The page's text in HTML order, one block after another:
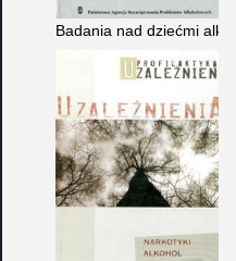
Badania nad dziećmi